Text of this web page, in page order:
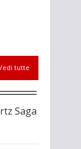
tutte
Saga